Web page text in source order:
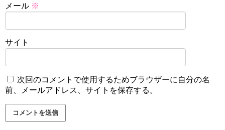
メール ※
サイト
次回のコメントで使用するためブラウザーに自分の名
前、メールアドレス、サイトを保存する。